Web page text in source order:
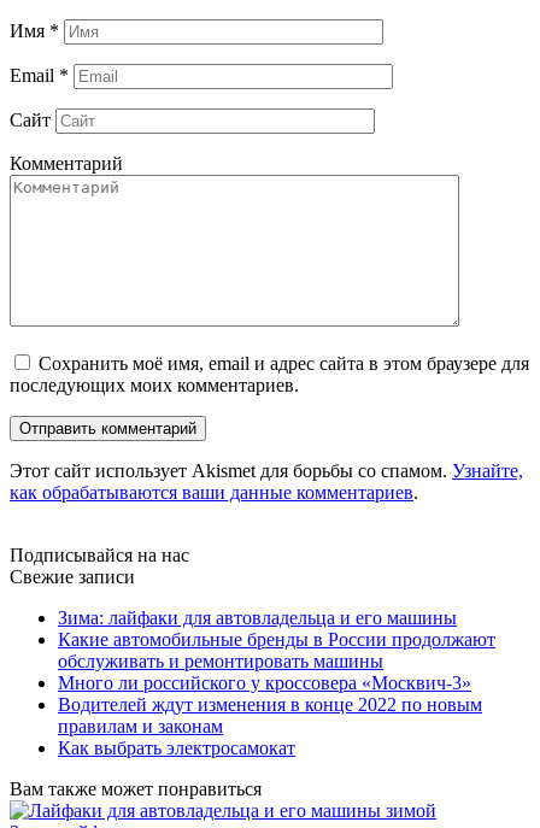
Имя *
Email *
Сайт
Комментарий
Сохранить моё имя, email и адрес сайта в этом браузере для
последующих моих комментариев.
Этот сайт использует Akismet для борьбы со спамом. Узнайте,
как обрабатываются ваши данные комментариев.
Подписывайся на нас
Свежие записи
Зима: лайфаки для автовладельца и его машины
Какие автомобильные бренды в России продолжают
обслуживать и ремонтировать машины
Много ли российского у кроссовера «Москвич-3»
Водителей ждут изменения в конце 2022 по новым
правилам и законам
Как выбрать электросамокат
Вам также может понравиться